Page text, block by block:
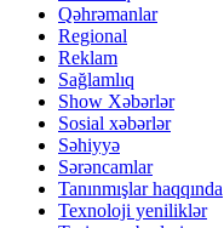
Qəhrəmanlar
Regional
Reklam
Sağlamlıq
Show Xəbərlər
Sosial xəbərlər
Səhiyyə
Sərəncamlar
Tanınmışlar haqqında
Texnoloji yeniliklər